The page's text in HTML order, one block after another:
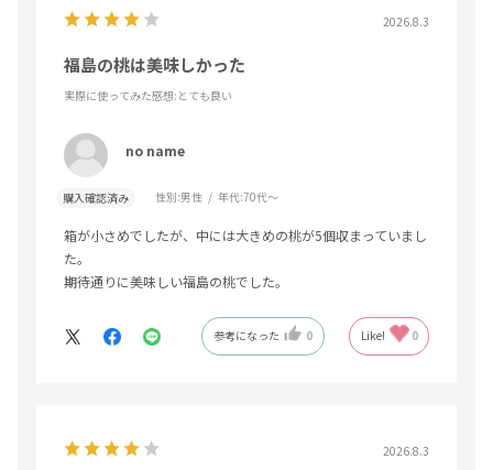
2026.8.3
福島の桃は美味しかった
実際に使ってみた感想:とても良い
no name
購入確認済み 性別:男性 年代:70代～
箱が小さめでしたが、中には大きめの桃が5個収まっていまし
た。
期待通りに美味しい福島の桃でした。
参考になった 0 Like! 0
2026.8.3